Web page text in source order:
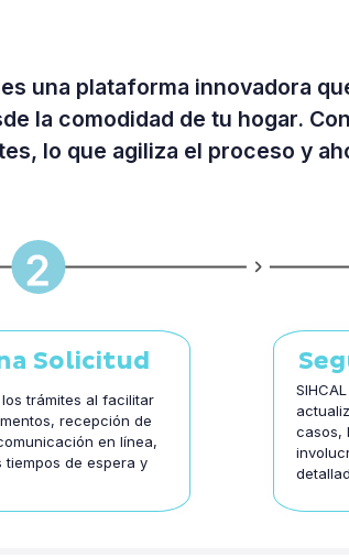
una plataforma innovadora
la comodidad de tu hogar.
lo que agiliza el proceso y
Solicitud
trámites al facilitar
recepción de
en línea,
tiempos de espera y
casos,